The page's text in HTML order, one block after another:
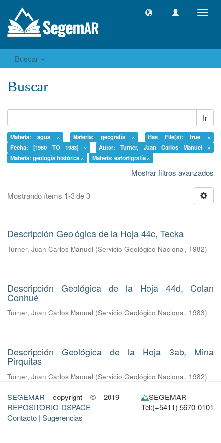
Buscar
Buscar
Ir
Materia: agua × Materia: geografía ×
Has File(s): true ×
Fecha: [1980 TO 1983] ×
Autor: Turner, Juan Carlos Manuel ×
Materia: geología histórica ×
Materia: estratigrafía ×
Mostrar filtros avanzados
Mostrando ítems 1-3 de 3
Descripción Geológica de la Hoja 44c, Tecka
Turner, Juan Carlos Manuel (Servicio Geológico Nacional, 1982)
Descripción Geológica de la Hoja 44d, Colan
Conhué
Turner, Juan Carlos Manuel (Servicio Geológico Nacional, 1983)
Descripción Geológica de la Hoja 3ab, Mina
Pirquitas
Turner, Juan Carlos Manuel (Servicio Geológico Nacional, 1982)
SEGEMAR copyright © 2019
REPOSITORIO-DSPACE
Contacto | Sugerencias
SEGEMAR
Tel:(+5411) 5670-0101